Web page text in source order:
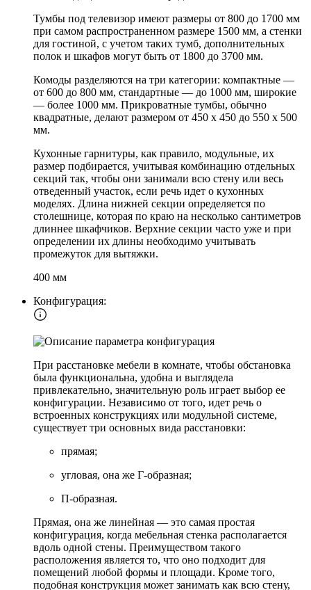
Тумбы под телевизор имеют размеры от 800 до 1700 мм
при самом распространенном размере 1500 мм, а стенки
для гостиной, с учетом таких тумб, дополнительных
полок и шкафов могут быть от 1800 до 3700 мм.
Комоды разделяются на три категории: компактные —
от 600 до 800 мм, стандартные — до 1000 мм, широкие
— более 1000 мм. Прикроватные тумбы, обычно
квадратные, делают размером от 450 х 450 до 550 х 500
мм.
Кухонные гарнитуры, как правило, модульные, их
размер подбирается, учитывая комбинацию отдельных
секций так, чтобы они занимали всю стену или весь
отведенный участок, если речь идет о кухонных
моделях. Длина нижней секции определяется по
столешнице, которая по краю на несколько сантиметров
длиннее шкафчиков. Верхние секции часто уже и при
определении их длины необходимо учитывать
промежуток для вытяжки.
400 мм
Конфигурация:
При расстановке мебели в комнате, чтобы обстановка
была функциональна, удобна и выглядела
привлекательно, значительную роль играет выбор ее
конфигурации. Независимо от того, идет речь о
встроенных конструкциях или модульной системе,
существует три основных вида расстановки:
прямая;
угловая, она же Г-образная;
П-образная.
Прямая, она же линейная — это самая простая
конфигурация, когда мебельная стенка располагается
вдоль одной стены. Преимуществом такого
расположения является то, что оно подходит для
помещений любой формы и площади. Кроме того,
подобная конструкция может занимать как всю стену,